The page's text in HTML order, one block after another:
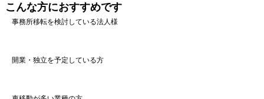
こんな方におすすめです
事務所移転を検討している法人様
開業・独立を予定している方